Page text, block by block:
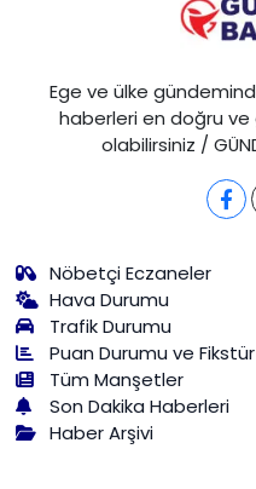
Ege ve ülke
haberleri en doğru
olabilirsiniz /
Nöbetçi Eczaneler
Hava Durumu
Trafik Durumu
Puan Durumu ve Fikstür
Tüm Manşetler
Son Dakika Haberleri
Haber Arşivi